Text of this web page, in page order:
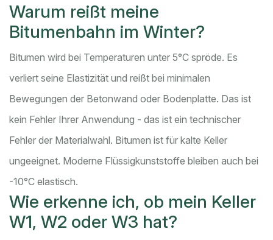
Warum reißt meine
Bitumenbahn im Winter?
Bitumen wird bei Temperaturen unter 5°C spröde. Es
verliert seine Elastizität und reißt bei minimalen
Bewegungen der Betonwand oder Bodenplatte. Das ist
kein Fehler Ihrer Anwendung - das ist ein technischer
Fehler der Materialwahl. Bitumen ist für kalte Keller
ungeeignet. Moderne Flüssigkunststoffe bleiben auch bei
-10°C elastisch.
Wie erkenne ich, ob mein Keller
W1, W2 oder W3 hat?